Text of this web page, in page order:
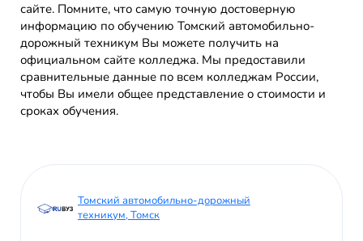
сайте. Помните, что самую точную достоверную
информацию по обучению Томский автомобильно-
дорожный техникум Вы можете получить на
официальном сайте колледжа. Мы предоставили
сравнительные данные по всем колледжам России,
чтобы Вы имели общее представление о стоимости и
сроках обучения.
Томский автомобильно-дорожный
техникум, Томск